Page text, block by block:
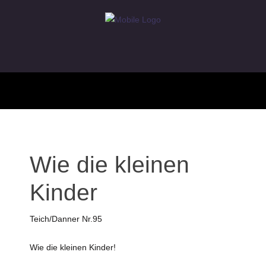
Wie die kleinen
Kinder
Teich/Danner Nr.95
Wie die kleinen Kinder!